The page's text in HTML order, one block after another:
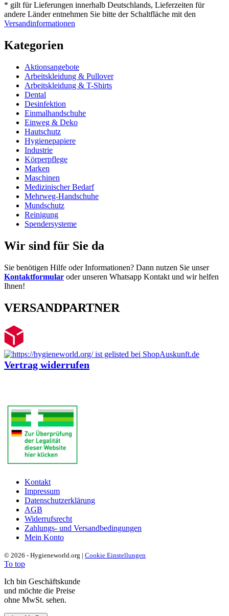
* gilt für Lieferungen innerhalb Deutschlands, Lieferzeiten für
andere Länder entnehmen Sie bitte der Schaltfläche mit den
Versandinformationen
Kategorien
Aktionsangebote
Arbeitskleidung & Pullover
Arbeitskleidung & T-Shirts
Dental
Desinfektion
Einmalhandschuhe
Einweg & Deko
Hautschutz
Hygienepapiere
Industrie
Körperpflege
Marken
Maschinen
Medizinischer Bedarf
Mehrweg-Handschuhe
Mundschutz
Reinigung
Spendersysteme
Wir sind für Sie da
Sie benötigen Hilfe oder Informationen? Dann nutzen Sie unser
Kontaktformular oder unseren Whatsapp Kontakt und wir helfen
Ihnen!
VERSANDPARTNER
Vertrag widerrufen
Kontakt
Impressum
Datenschutzerklärung
AGB
Widerrufsrecht
Zahlungs- und Versandbedingungen
Mein Konto
© 2026 - Hygieneworld.org | Cookie Einstellungen
To top
Ich bin Geschäftskunde
und möchte die Preise
ohne MwSt. sehen.